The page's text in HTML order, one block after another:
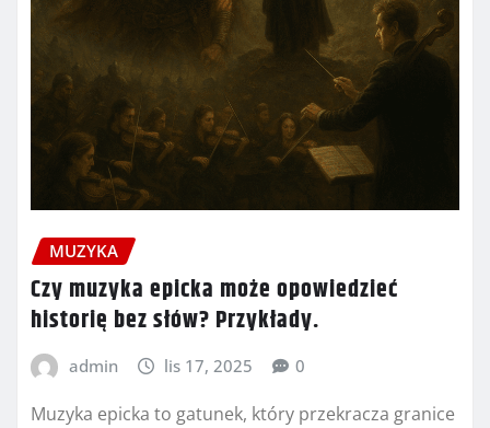
MUZYKA
Czy muzyka epicka może opowiedzieć
historię bez słów? Przykłady.
admin lis 17, 2025 0
Muzyka epicka to gatunek, który przekracza granice